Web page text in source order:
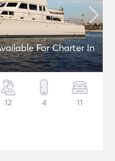
For Charter In
12 4 11